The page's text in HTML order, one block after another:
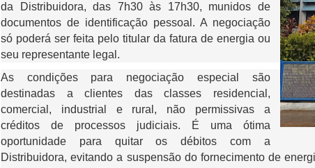
da Distribuidora, das 7h30 às 17h30, munidos de
documentos de identificação pessoal. A negociação
só poderá ser feita pelo titular da fatura de energia ou
seu representante legal.
As condições para negociação especial são
destinadas a clientes das classes residencial,
comercial, industrial e rural, não permissivas a
créditos de processos judiciais. É uma ótima
oportunidade para quitar os débitos com a
Distribuidora, evitando a suspensão do fornecimento de